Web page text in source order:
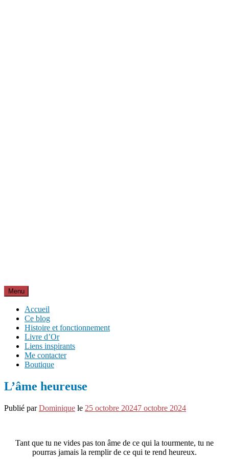
Menu
Accueil
Ce blog
Histoire et fonctionnement
Livre d’Or
Liens inspirants
Me contacter
Boutique
L’âme heureuse
Publié parDominique le 25 octobre 20247 octobre 2024
Tant que tu ne vides pas ton âme de ce qui la tourmente, tu ne
pourras jamais la remplir de ce qui te rend heureux.